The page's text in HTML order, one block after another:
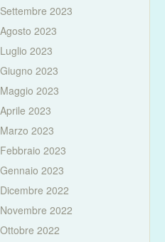
Settembre 2023
Agosto 2023
Luglio 2023
Giugno 2023
Maggio 2023
Aprile 2023
Marzo 2023
Febbraio 2023
Gennaio 2023
Dicembre 2022
Novembre 2022
Ottobre 2022